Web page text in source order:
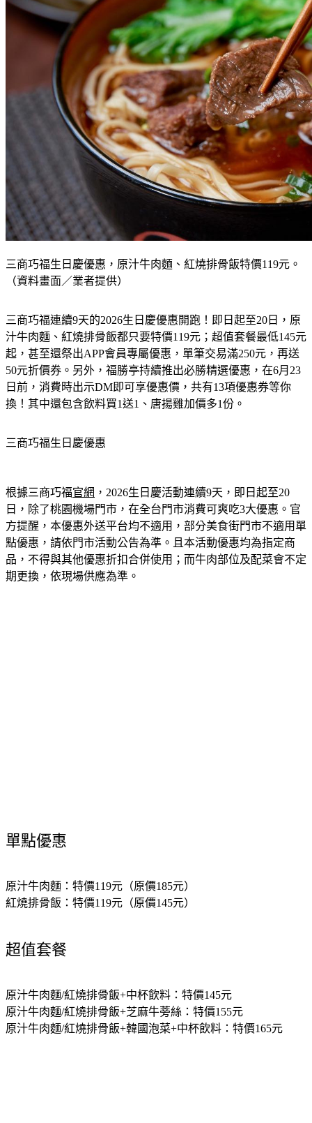
三商巧福生日慶優惠，原汁牛肉麵、紅燒排骨飯特價119元。
（資料畫面／業者提供）
三商巧福連續9天的2026生日慶優惠開跑！即日起至20日，原
汁牛肉麵、紅燒排骨飯都只要特價119元；超值套餐最低145元
起，甚至還祭出APP會員專屬優惠，單筆交易滿250元，再送
50元折價券。另外，福勝亭持續推出必勝精選優惠，在6月23
日前，消費時出示DM即可享優惠價，共有13項優惠券等你
換！其中還包含飲料買1送1、唐揚雞加價多1份。
三商巧福生日慶優惠
根據三商巧福官網 ，2026生日慶活動連續9天，即日起至20
日，除了桃園機場門市，在全台門市消費可爽吃3大優惠。官
方提醒，本優惠外送平台均不適用，部分美食街門市不適用單
點優惠，請依門市活動公告為準。且本活動優惠均為指定商
品，不得與其他優惠折扣合併使用；而牛肉部位及配菜會不定
期更換，依現場供應為準。
單點優惠
原汁牛肉麵： 特價119元（原價185元）
紅燒排骨飯： 特價119元（原價145元）
超值套餐
原汁牛肉麵/紅燒排骨飯+中杯飲料： 特價145元
原汁牛肉麵/紅燒排骨飯+芝麻牛蒡絲： 特價155元
原汁牛肉麵/紅燒排骨飯+韓國泡菜+中杯飲料： 特價165元